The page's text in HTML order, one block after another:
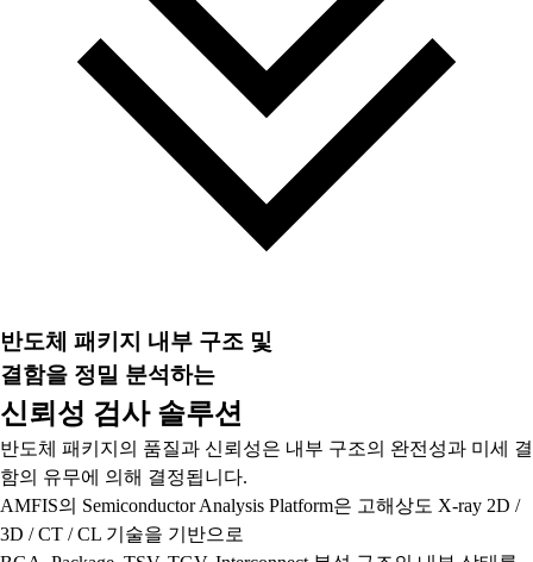
반도체 패키지 내부 구조 및
결함을 정밀 분석하는
신뢰성 검사 솔루션
반도체 패키지의 품질과 신뢰성은 내부 구조의 완전성과 미세 결
함의 유무에 의해 결정됩니다.
AMFIS의 Semiconductor Analysis Platform은 고해상도 X-ray 2D /
3D / CT / CL 기술을 기반으로